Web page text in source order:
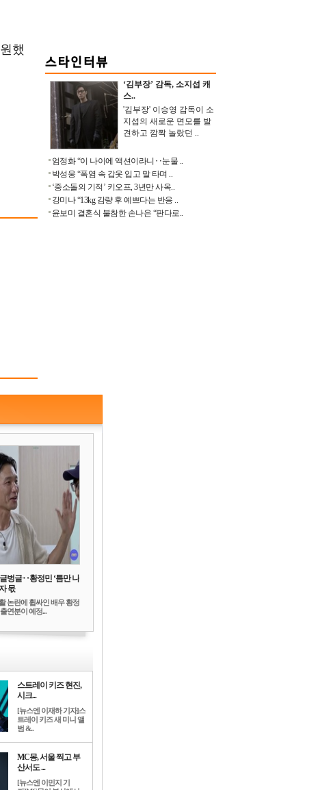
했
‘김부장’ 감독, 소지섭 캐
스..
'김부장' 이승영 감독이 소
지섭의 새로운 면모를 발
견하고 깜짝 놀랐던 ..
엄정화 “이 나이에 액션이라니‥눈물 ..
박성웅 “폭염 속 갑옷 입고 말 타며 ..
‘중소돌의 기적’ 키오프, 3년만 사옥..
강미나 “13kg 감량 후 예쁘다는 반응 ..
윤보미 결혼식 불참한 손나은 “판다로..
벙글‥황정민 ‘틈만 나
몫
논란에 휩싸인 배우 황정
연분이 예정...
스트레이 키즈 현진,
시크...
[뉴스엔 이재하 기자]스
트레이 키즈 새 미니 앨
범 &..
MC몽, 서울 찍고 부
산서도 ...
[뉴스엔 이민지 기